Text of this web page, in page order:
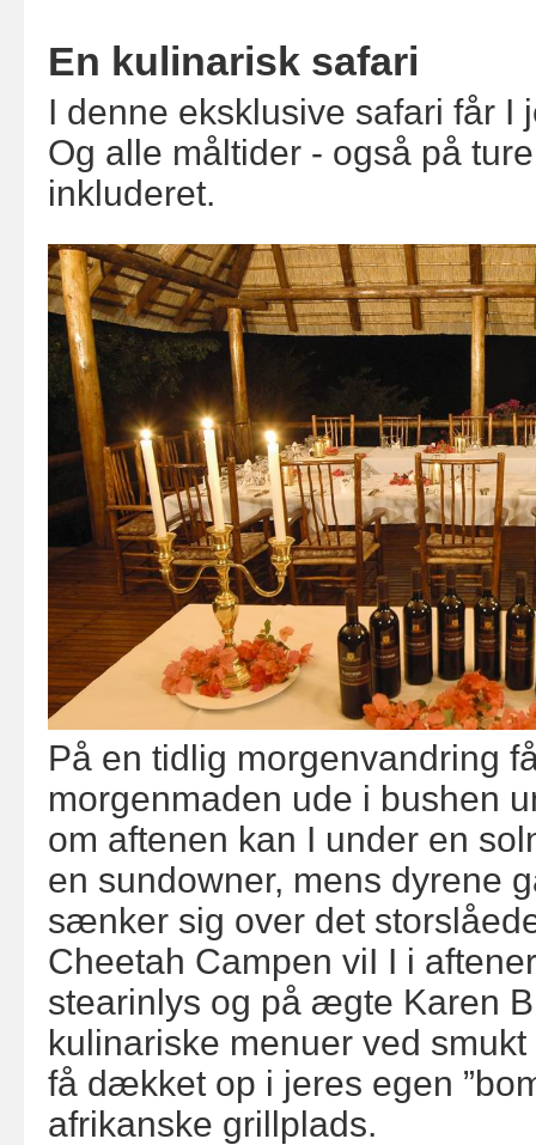
En kulinarisk safari
I denne eksklusive safari får I
Og alle måltider - også på
inkluderet.
På en tidlig morgenvandring
morgenmaden ude i bushen
om aftenen kan I under en
en sundowner, mens dyrene
sænker sig over det
Cheetah Campen viI I i
stearinlys og på ægte Karen
kulinariske menuer ved
få dækket op i jeres egen
afrikanske grillplads.